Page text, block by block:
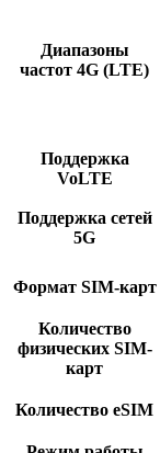
Диапазоны
частот 4G (LTE)
Поддержка
VoLTE
Поддержка сетей
5G
Формат SIM-карт
Количество
физических SIM-
карт
Количество eSIM